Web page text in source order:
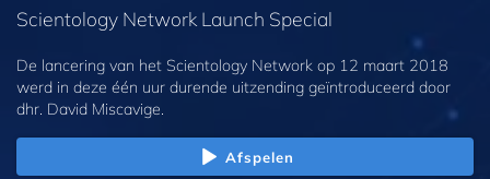
Scientology Network Launch Special
De lancering van het Scientology Network op 12 maart 2018
werd in deze één uur durende uitzending geïntroduceerd door
dhr. David Miscavige.
Afspelen